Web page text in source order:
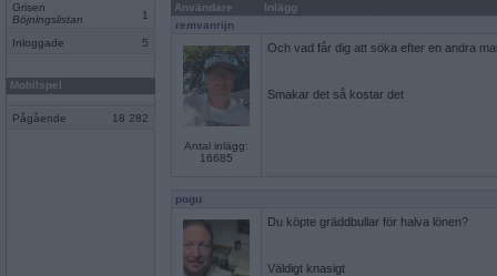
Grisen
Böjningslistan
1
Inloggade 5
Mobilspel
Pågående 18 282
Användare
Inlägg
remvanrijn
Antal inlägg:
16685
Och vad får dig att söka efter en andra
Smakar det så kostar det
pogu
Du köpte gräddbullar för halva lönen?
Väldigt knasigt